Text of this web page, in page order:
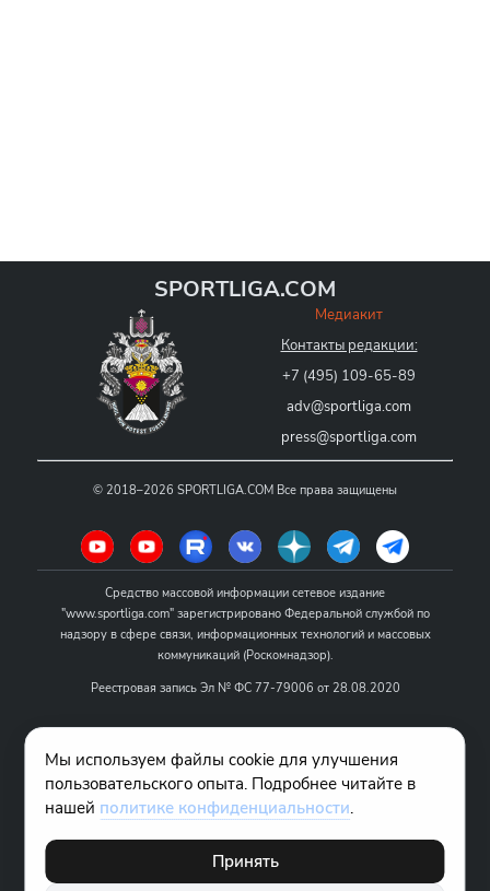
SPORTLIGA.COM
Медиакит
Контакты редакции:
+7 (495) 109-65-89
adv@sportliga.com
press@sportliga.com
© 2018–2026 SPORTLIGA.COM Все права защищены
Средство массовой информации сетевое издание
"www.sportliga.com" зарегистрировано Федеральной службой по
надзору в сфере связи, информационных технологий и массовых
коммуникаций (Роскомнадзор).
Реестровая запись Эл № ФС 77-79006 от 28.08.2020
Название - www.sportliga.com
Учредитель СМИ сетевого издания "www.sportliga.com": ИП Чамин
О.Н.
Главный редактор СМИ сетевого издания "www.sportliga.com":
Хаимов Д.И.
Мы используем файлы cookie для улучшения
пользовательского опыта. Подробнее читайте в
нашей политике конфиденциальности.
Принять